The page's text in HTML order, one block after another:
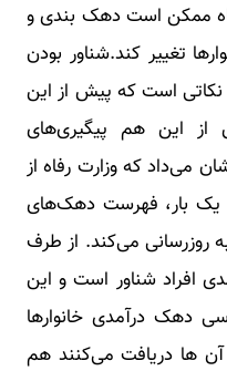
ممکن است دهک بندی و
تغییر کند.شناور بودن
است که پیش از این
این هم پیگیری‌های
می‌داد که وزارت رفاه از
بار، فهرست دهک‌های
روزرسانی می‌کند. از طرف
افراد شناور است و این
دهک درآمدی خانوارها
آن ها دریافت می‌کنند هم